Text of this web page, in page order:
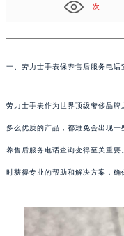
次
一、劳力士手表保养售后服务电话
劳力士手表作为世界顶级奢侈品
多么优质的产品，都难免会出现
养售后服务电话查询变得至关重
时获得专业的帮助和解决方案，确